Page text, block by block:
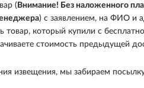
( Внимание! Без наложенного
) с заявлением, на ФИО и
товар, который купили с
стоимость предыдущей
извещения, мы забираем